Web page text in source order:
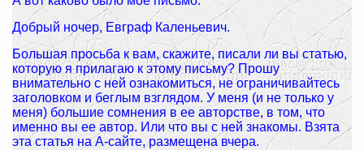
Добрый ночер, Евграф Каленьевич.
Большая просьба к вам, скажите, писали ли вы статью,
которую я прилагаю к этому письму? Прошу
внимательно с ней ознакомиться, не ограничивайтесь
заголовком и беглым взглядом. У меня (и не только у
меня) большие сомнения в ее авторстве, в том, что
именно вы ее автор. Или что вы с ней знакомы. Взята
эта статья на А-сайте, размещена вчера.